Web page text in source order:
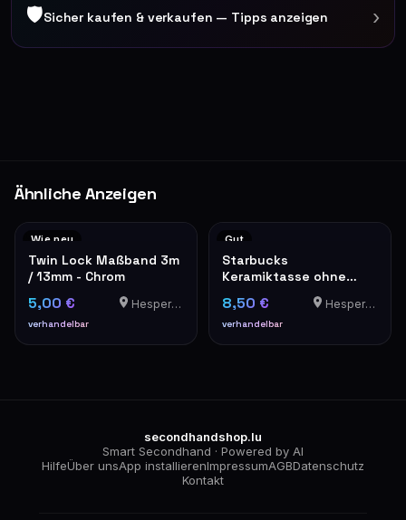
🛡Sicher kaufen & verkaufen — Tipps anzeigen ›
Ähnliche Anzeigen
Wie neu
Twin Lock Maßband 3m
/ 13mm - Chrom
5,00 €
verhandelbar
Hesperange
Gut
Starbucks
Keramiktasse ohne
Henkel Siren Logo grün-
weiß
8,50 €
verhandelbar
Hesperange
secondhandshop.lu
Smart Secondhand · Powered by AI
HilfeÜber unsApp installierenImpressumAGBDatenschutz
Kontakt